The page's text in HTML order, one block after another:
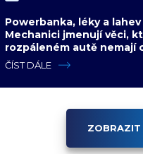
Powerbanka, léky a lahev
Mechanici jmenují věci,
rozpáleném autě nemají
Hrozí i požár
ČÍST DÁLE
ZOBRAZIT